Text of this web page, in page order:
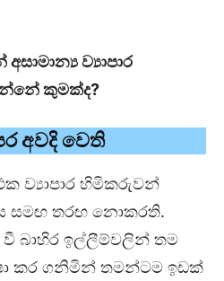
ව්‍යාපාර
කුමක්ද?
අවදි වෙති
ව්‍යාපාර හිමිකරුවන්
සමඟ තරඟ නොකරති.
බාහිර ඉල්ලීම්වලින් තම
කර ගනිමින් තමන්ටම ඉඩක්